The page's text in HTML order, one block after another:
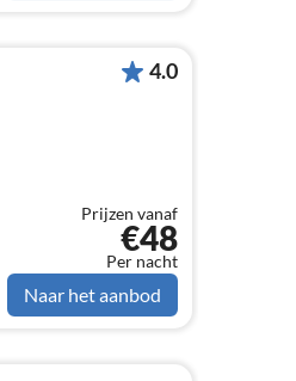
4.0
Prijzen vanaf
€48
Per nacht
Naar het aanbod